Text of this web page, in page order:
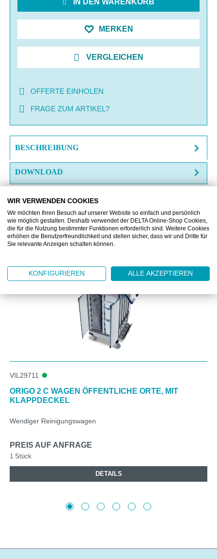
IN DEN WARENKORB
MERKEN
VERGLEICHEN
OFFERTE EINHOLEN
FRAGE ZUM ARTIKEL?
BESCHREIBUNG
DOWNLOAD
Produktgalerie überspringen
Zubehör
VIL29711
ORIGO 2 C WAGEN ÖFFENTLICHE ORTE, MIT
KLAPPDECKEL
Wendiger Reinigungswagen
PREIS AUF ANFRAGE
1 Stück
DETAILS
WIR VERWENDEN COOKIES
Wir möchten Ihren Besuch auf unserer Website so einfach und persönlich
wie möglich gestalten. Deshalb verwendet der DELTA Online-Shop Cookies,
die für die Nutzung bestimmter Funktionen erforderlich sind. Weitere Cookies
erhöhen die Benutzerfreundlichkeit und stellen sicher, dass wir und Dritte für
Sie relevante Anzeigen schalten können.
KONFIGURIEREN ALLE AKZEPTIEREN